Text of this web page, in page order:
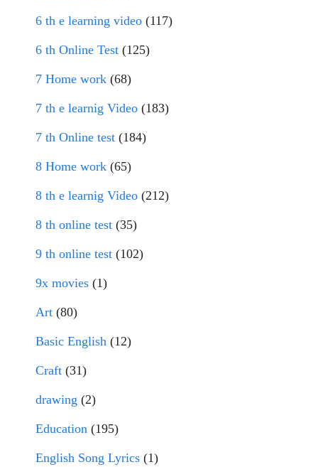
6 th e learning video (117)
6 th Online Test (125)
7 Home work (68)
7 th e learnig Video (183)
7 th Online test (184)
8 Home work (65)
8 th e learnig Video (212)
8 th online test (35)
9 th online test (102)
9x movies (1)
Art (80)
Basic English (12)
Craft (31)
drawing (2)
Education (195)
English Song Lyrics (1)